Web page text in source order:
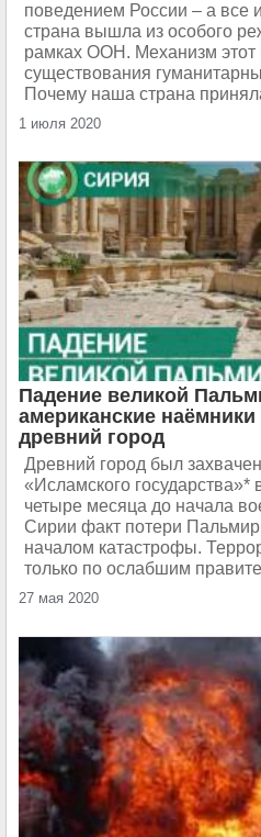
поведением России – а все
страна вышла из особого
рамках ООН. Механизм этот
существования
Почему наша страна
1 июля 2020
Падение великой
американские
древний город
Древний город был
«Исламского государства»*
четыре месяца до начала
Сирии факт потери
началом катастрофы.
только по ослабшим
27 мая 2020